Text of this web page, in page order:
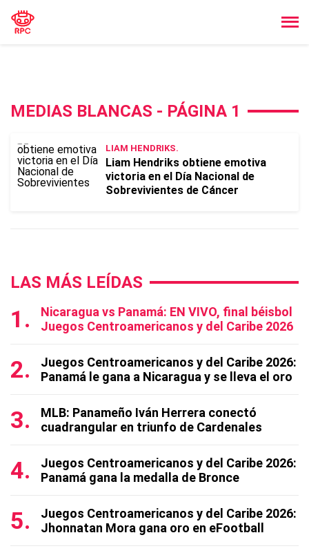
MEDIAS BLANCAS - PÁGINA 1
LIAM HENDRIKS.
Liam Hendriks obtiene emotiva
victoria en el Día Nacional de
Sobrevivientes de Cáncer
LAS MÁS LEÍDAS
Nicaragua vs Panamá: EN VIVO, final béisbol
Juegos Centroamericanos y del Caribe 2026
Juegos Centroamericanos y del Caribe 2026:
Panamá le gana a Nicaragua y se lleva el oro
MLB: Panameño Iván Herrera conectó
cuadrangular en triunfo de Cardenales
Juegos Centroamericanos y del Caribe 2026:
Panamá gana la medalla de Bronce
Juegos Centroamericanos y del Caribe 2026:
Jhonnatan Mora gana oro en eFootball